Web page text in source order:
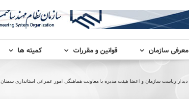
معرفی سازمان قوانین و مقررات کمیته ها
دیدار ریاست سازمان و اعضا هیئت مدیره با معاونت هماهنگی امور عمرانی استانداری سمنان